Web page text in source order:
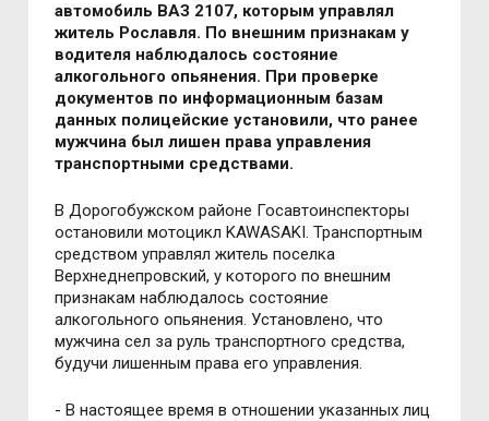
автомобиль ВАЗ 2107, которым управлял
житель Рославля. По внешним признакам у
водителя наблюдалось состояние
алкогольного опьянения. При проверке
документов по информационным базам
данных полицейские установили, что ранее
мужчина был лишен права управления
транспортными средствами.
В Дорогобужском районе Госавтоинспекторы
остановили мотоцикл KAWASAKI. Транспортным
средством управлял житель поселка
Верхнеднепровский, у которого по внешним
признакам наблюдалось состояние
алкогольного опьянения. Установлено, что
мужчина сел за руль транспортного средства,
будучи лишенным права его управления.
- В настоящее время в отношении указанных лиц